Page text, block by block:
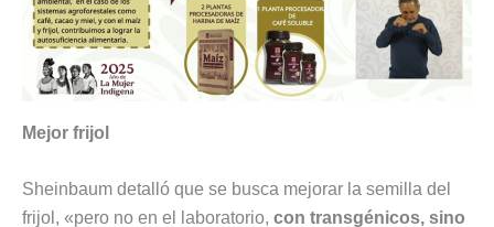
Mejor frijol
Sheinbaum detalló que se busca mejorar la semilla del
frijol, «pero no en el laboratorio, con transgénicos, sino